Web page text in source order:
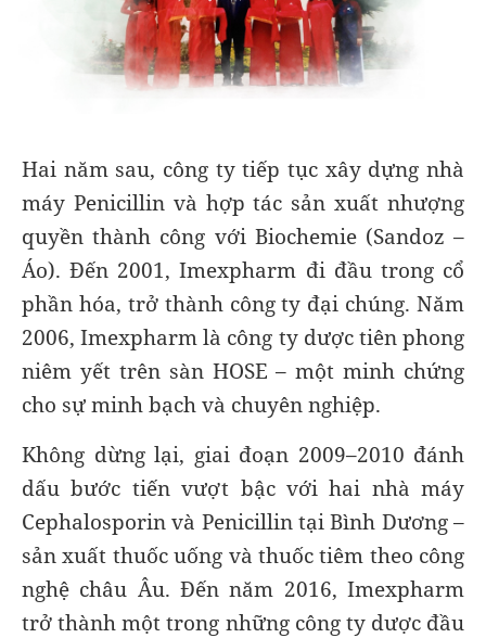
Hai năm sau, công ty tiếp tục xây dựng nhà
máy Penicillin và hợp tác sản xuất nhượng
quyền thành công với Biochemie (Sandoz –
Áo). Đến 2001, Imexpharm đi đầu trong cổ
phần hóa, trở thành công ty đại chúng. Năm
2006, Imexpharm là công ty dược tiên phong
niêm yết trên sàn HOSE – một minh chứng
cho sự minh bạch và chuyên nghiệp.
Không dừng lại, giai đoạn 2009–2010 đánh
dấu bước tiến vượt bậc với hai nhà máy
Cephalosporin và Penicillin tại Bình Dương –
sản xuất thuốc uống và thuốc tiêm theo công
nghệ châu Âu. Đến năm 2016, Imexpharm
trở thành một trong những công ty dược đầu